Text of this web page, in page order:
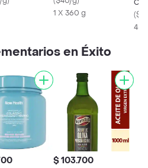
1 X 360 g
(
en Éxito
$ 103.700